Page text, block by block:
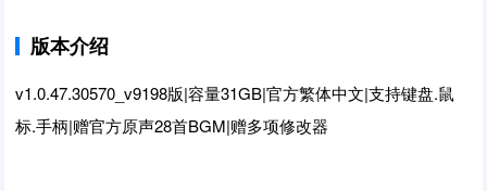
版本介绍
v1.0.47.30570_v9198版|容量31GB|官方繁体中文|支持键盘.鼠
标.手柄|赠官方原声28首BGM|赠多项修改器